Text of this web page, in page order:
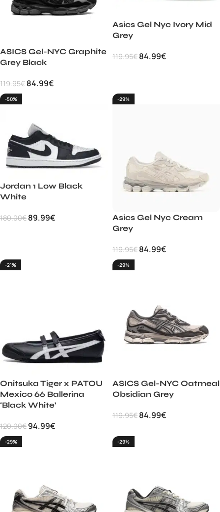
ASICS Gel-NYC Graphite
Grey Black
119.95€ 84.99€
Asics Gel Nyc Ivory Mid
Grey
119.95€ 84.99€
-50%
Jordan 1 Low Black
White
180.00€ 89.99€
-29%
Asics Gel Nyc Cream
Grey
119.95€ 84.99€
-21%
Onitsuka Tiger x PATOU
Mexico 66 Ballerina
‘Black White’
120.00€ 94.99€
-29%
ASICS Gel-NYC Oatmeal
Obsidian Grey
119.95€ 84.99€
-29% -29%